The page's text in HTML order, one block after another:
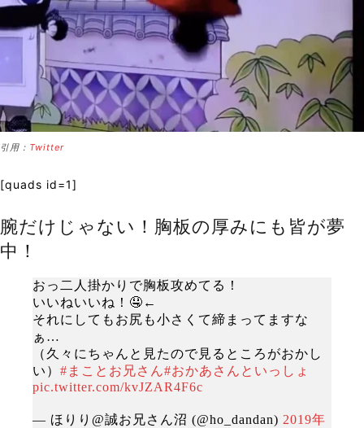
引用： Twitter
[quads id=1]
腕だけじゃない！胸板の厚みにも皆が夢
中！
おっ二人掛かりで胸板攻めてる！
いいねいいね！🤤←
それにしてもお尻も小さくて締まってますな
ぁ…
（久々にちゃんと見たので見るところがおかし
い） #まことお兄さん#おかあさんといっしょ
pic.twitter.com/kvJZAR4F6c
— ほりり@誠お兄さん沼 (@ho_dandan) 2019年